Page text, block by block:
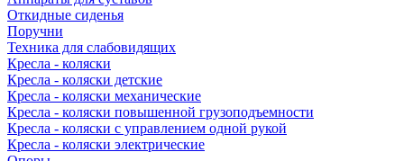
Откидные сиденья
Поручни
Техника для слабовидящих
Кресла - коляски
Кресла - коляски детские
Кресла - коляски механические
Кресла - коляски повышенной грузоподъемности
Кресла - коляски с управлением одной рукой
Кресла - коляски электрические